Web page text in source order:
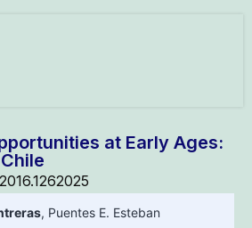
at Early Ages:
, Puentes E. Esteban